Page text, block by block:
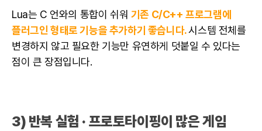
Lua는 C 언와의 통합이 쉬워 기존 C/C++ 프로그램에
플러그인 형태로 기능을 추가하기 좋습니다.시스템 전체를
변경하지 않고 필요한 기능만 유연하게 덧붙일 수 있다는
점이 큰 장점입니다.
3) 반복 실험 · 프로토타이핑이 많은 게임